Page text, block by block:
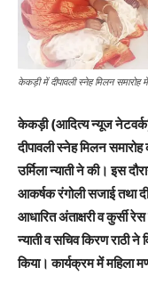
केकड़ी में दीपावली स्नेह मिलन समारोह
केकड़ी (आदित्य न्यूज नेटवर्क)
दीपावली स्नेह मिलन
उर्मिला न्याती ने की। इस
आकर्षक रंगोली सजाई तथा
आधारित अंताक्षरी व कुर्सी
न्याती व सचिव किरण राठी ने
किया। कार्यक्रम में महिला